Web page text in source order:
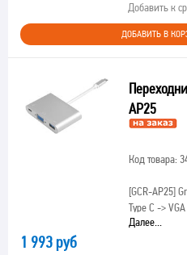
Добавить к
ДОБАВИТЬ В
AP25
Код товара:
[GCR-AP25]
Type C ->
Далее...
1 993 руб